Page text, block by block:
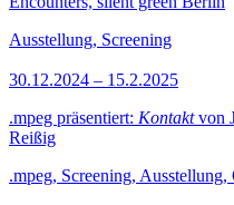
Ausstellung, Screening
30.12.2024 – 15.2.2025
.mpeg präsentiert: Kontaktvon
Reißig
.mpeg, Screening, Ausstellung,